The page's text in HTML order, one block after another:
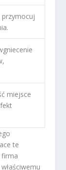
przymocuj
miejsce
te
firma